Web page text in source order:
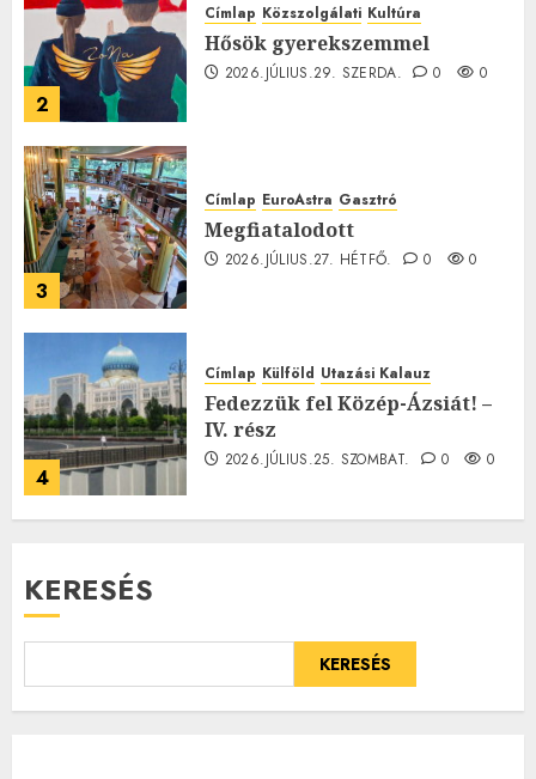
2
Címlap Közszolgálati Kultúra
Hősök gyerekszemmel
2026.JÚLIUS.29. SZERDA. 0 0
3
Címlap EuroAstra Gasztró
Megfiatalodott
2026.JÚLIUS.27. HÉTFŐ. 0 0
4
Címlap Külföld Utazási Kalauz
Fedezzük fel Közép-Ázsiát! –
IV. rész
2026.JÚLIUS.25. SZOMBAT. 0 0
KERESÉS
KERESÉS